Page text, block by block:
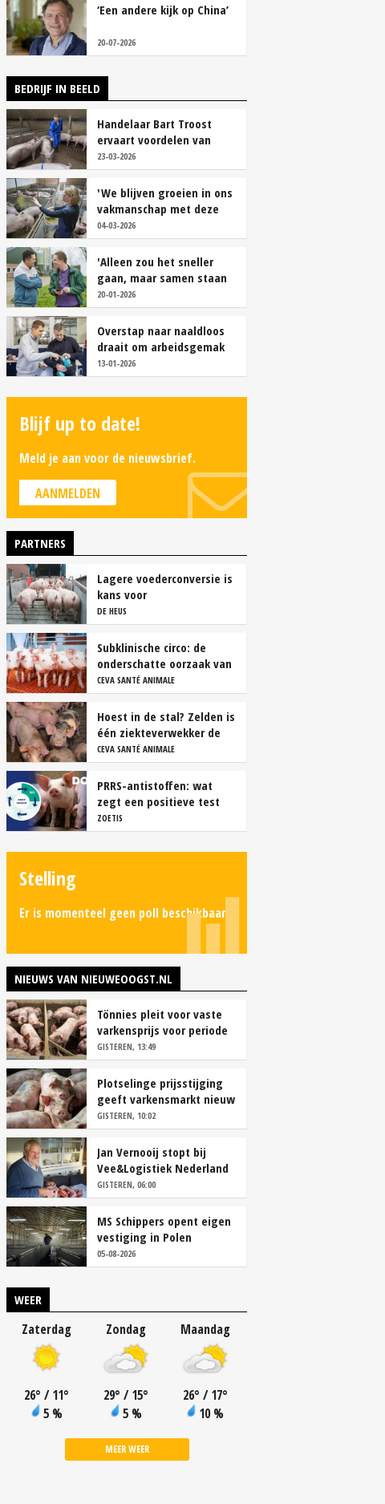
‘Een andere kijk op China’
20-07-2026
BEDRIJF IN BEELD
Handelaar Bart Troost
ervaart voordelen van
coöperatieve voerfusie
23-03-2026
'We blijven groeien in ons
vakmanschap met deze
teamaanpak'
04-03-2026
'Alleen zou het sneller
gaan, maar samen staan
we stukken sterker'
20-01-2026
Overstap naar naaldloos
draait om arbeidsgemak
en diervriendelijkheid
13-01-2026
Blijf up to date!
Meld je aan voor de nieuwsbrief.
AANMELDEN
PARTNERS
Lagere voederconversie is
kans voor
vleesvarkenshouders
DE HEUS
Subklinische circo: de
onderschatte oorzaak van
productieverlies
CEVA SANTÉ ANIMALE
Hoest in de stal? Zelden is
één ziekteverwekker de
oorzaak
CEVA SANTÉ ANIMALE
PRRS-antistoffen: wat
zegt een positieve test
echt?
ZOETIS
Stelling
Er is momenteel geen poll beschikbaar.
NIEUWS VAN NIEUWEOOGST.NL
Tönnies pleit voor vaste
varkensprijs voor periode
van zes maanden
GISTEREN, 13:49
Plotselinge prijsstijging
geeft varkensmarkt nieuw
perspectief
GISTEREN, 10:02
Jan Vernooij stopt bij
Vee&Logistiek Nederland
GISTEREN, 06:00
MS Schippers opent eigen
vestiging in Polen
05-08-2026
WEER
Zaterdag
26° / 11°
5 %
Zondag
29° / 15°
5 %
Maandag
26° / 17°
10 %
MEER WEER